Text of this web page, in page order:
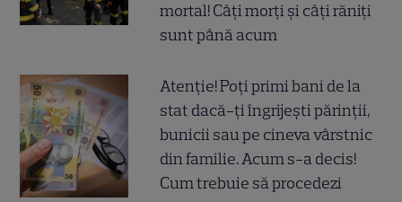
mortal! Câți morți și câți răniți
sunt până acum
Atenție! Poți primi bani de la
stat dacă-ți îngrijești părinții,
bunicii sau pe cineva vârstnic
din familie. Acum s-a decis!
Cum trebuie să procedezi